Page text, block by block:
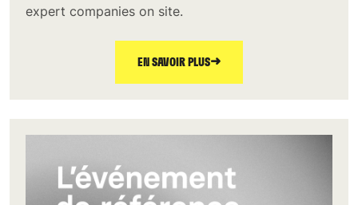
expert companies on site.
EN SAVOIR PLUS➜